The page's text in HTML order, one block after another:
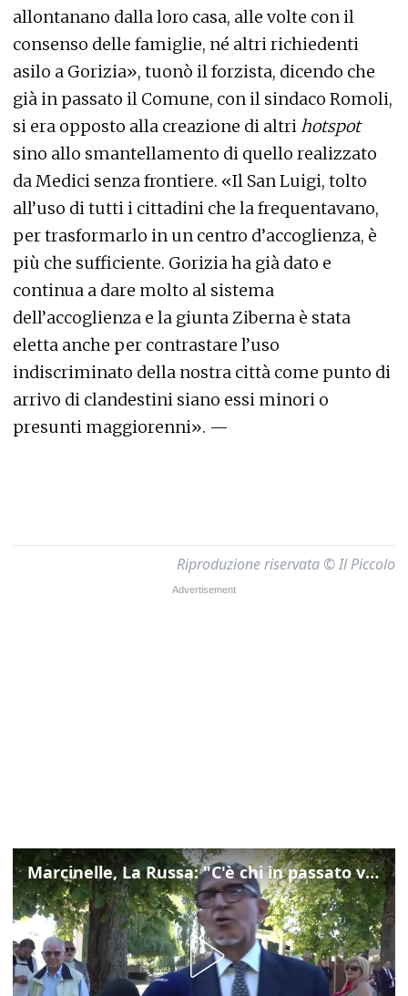
allontanano dalla loro casa, alle volte con il
consenso delle famiglie, né altri richiedenti
asilo a Gorizia», tuonò il forzista, dicendo che
già in passato il Comune, con il sindaco Romoli,
si era opposto alla creazione di altri hotspot
sino allo smantellamento di quello realizzato
da Medici senza frontiere. «Il San Luigi, tolto
all’uso di tutti i cittadini che la frequentavano,
per trasformarlo in un centro d’accoglienza, è
più che sufficiente. Gorizia ha già dato e
continua a dare molto al sistema
dell’accoglienza e la giunta Ziberna è stata
eletta anche per contrastare l’uso
indiscriminato della nostra città come punto di
arrivo di clandestini siano essi minori o
presunti maggiorenni». —
Riproduzione riservata © Il Piccolo
Marcinelle, La Russa: "C'è chi in passato voltava le spalle a Marcinelle"